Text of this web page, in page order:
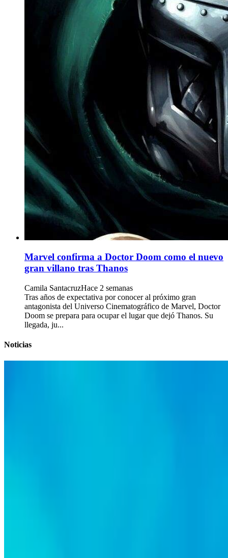
Marvel confirma a Doctor Doom como el nuevo
gran villano tras Thanos
Camila SantacruzHace 2 semanas
Tras años de expectativa por conocer al próximo gran
antagonista del Universo Cinematográfico de Marvel, Doctor
Doom se prepara para ocupar el lugar que dejó Thanos. Su
llegada, ju...
Noticias